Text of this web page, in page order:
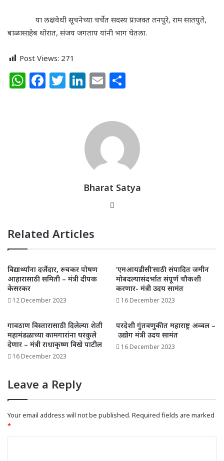
या लक्षवेधी सूचनेच्या चर्चेत सदस्य प्राजक्त तनपुरे, राम सातपुते,
बाळासाहेब थोरात, संजय जगताप यांनी भाग घेतला.
Post Views: 271
W F T Li
e
dI
n
E
l e
Bharat Satya
Related Articles
विद्यार्थ्यांना दर्जेदार, रुचकर पोषण
आहारासाठी समिती – मंत्री दीपक
केसरकर
12 December 2023
‘एमआयडीसी’साठी संपादित जमीन
मोबदल्यासंदर्भात संपूर्ण चौकशी
करणार- मंत्री उदय सामंत
16 December 2023
गावठाण विस्तारासाठी दिलेल्या शेती
महामंडळाच्या कामगारांना घरकुले
देणार – मंत्री राधाकृष्ण विखे पाटील
16 December 2023
परदेशी गुंतवणुकीत महाराष्ट्र अव्वल –
उद्योग मंत्री उदय सामंत
16 December 2023
Leave a Reply
Your email address will not be published. Required fields are marked
*